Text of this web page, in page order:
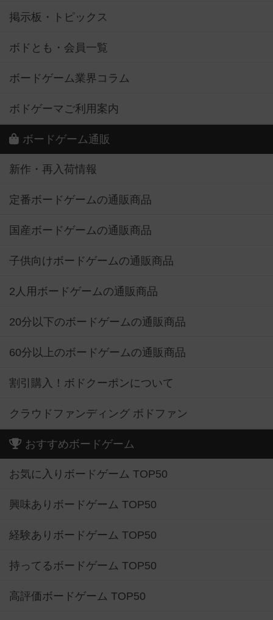
掲示板・トピックス
ボドとも・会員一覧
ボードゲーム業界コラム
ボドゲーマご利用案内
ボードゲーム通販
新作・再入荷情報
定番ボードゲームの通販商品
国産ボードゲームの通販商品
子供向けボードゲームの通販商品
2人用ボードゲームの通販商品
20分以下のボードゲームの通販商品
60分以上のボードゲームの通販商品
割引購入！ボドクーポンについて
クラウドファンディング ボドファン
おすすめボードゲーム
お気に入りボードゲーム TOP50
興味ありボードゲーム TOP50
経験ありボードゲーム TOP50
持ってるボードゲーム TOP50
高評価ボードゲーム TOP50